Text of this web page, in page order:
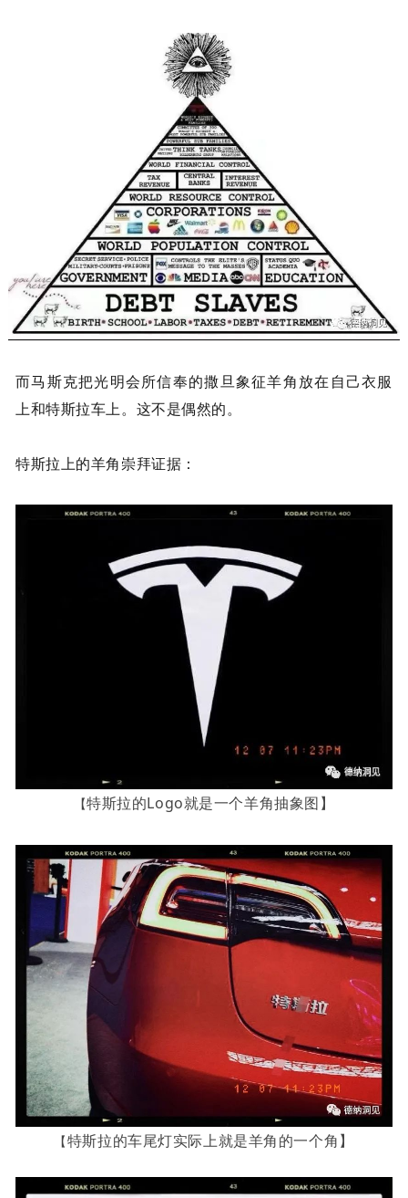
而马斯克把光明会所信奉的撒旦象征羊角放在自己衣服
上和特斯拉车上。这不是偶然的。
特斯拉上的羊角崇拜证据：
【特斯拉的Logo就是一个羊角抽象图】
【特斯拉的车尾灯实际上就是羊角的一个角】